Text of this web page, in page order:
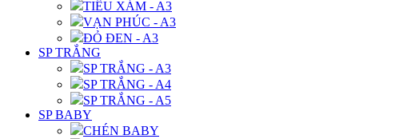
TIÊU XÁM - A3
VẠN PHÚC - A3
ĐỎ ĐEN - A3
SP TRẮNG
SP TRẮNG - A3
SP TRẮNG - A4
SP TRẮNG - A5
SP BABY
CHÉN BABY